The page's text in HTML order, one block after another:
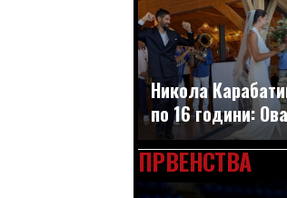
Никола
по 16 години:
ПРВЕНСТВА